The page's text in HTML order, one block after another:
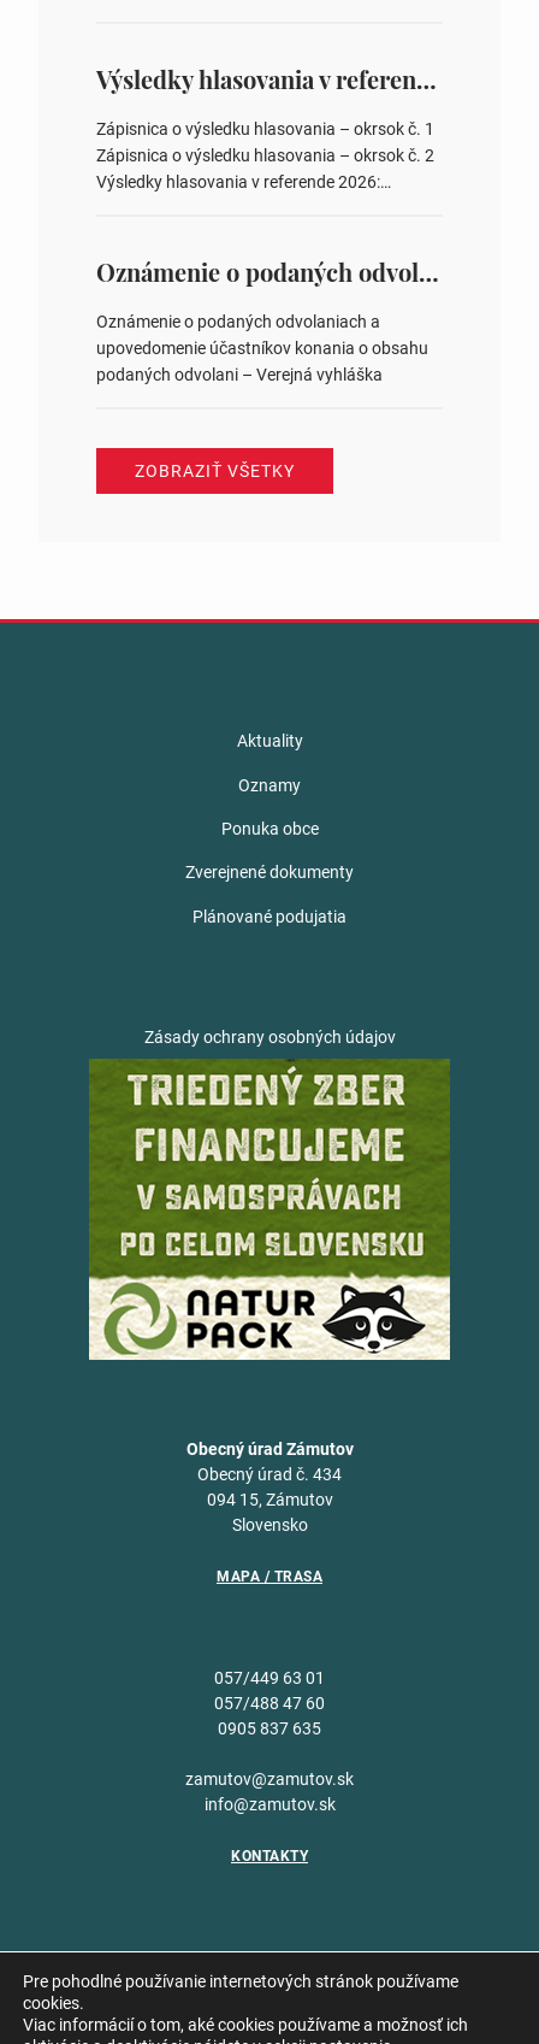
overovateľov zápisnice 3. Určenie volebných
obvodov pre voľby poslancov obecných
zastupiteľstiev, počtu poslancov obecných
zastupiteľstiev v nich 4. Schválenie odpredaja
obecného pozemku –…
Výsledky hlasovania v referende 2026
Zápisnica o výsledku hlasovania – okrsok č. 1
Zápisnica o výsledku hlasovania – okrsok č. 2
Výsledky hlasovania v referende 2026:
ysledky.html
Oznámenie o podaných odvolaniach a upovedomenie účastníkov konania o obsahu podaných odvolani – Verejná vyhláška
Oznámenie o podaných odvolaniach a
upovedomenie účastníkov konania o obsahu
podaných odvolani – Verejná vyhláška
ZOBRAZIŤ VŠETKY
Aktuality
Oznamy
Ponuka obce
Zverejnené dokumenty
Plánované podujatia
Zásady ochrany osobných údajov
Obecný úrad Zámutov
Obecný úrad č. 434
094 15, Zámutov
Slovensko
MAPA / TRASA
057/449 63 01
057/488 47 60
0905 837 635
zamutov@zamutov.sk
info@zamutov.sk
KONTAKTY
Copyright © 2026 Obec
Pre pohodlné používanie internetových stránok používame
cookies.
Viac informácií o tom, aké cookies používame a možnosť ich